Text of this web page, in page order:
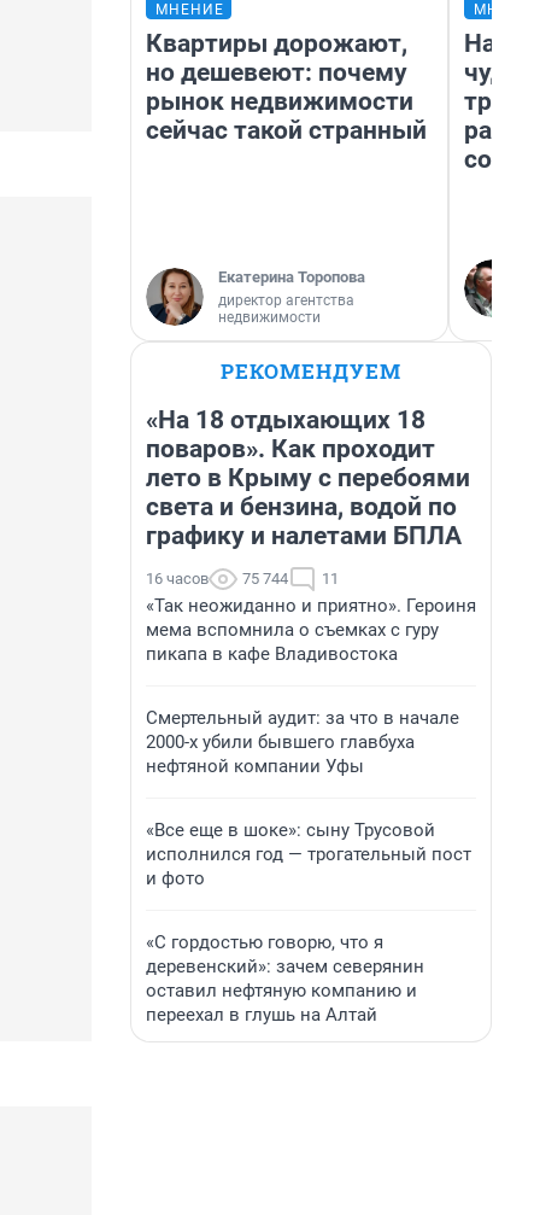
МНЕНИЕ
Квартиры дорожают,
но дешевеют: почему
рынок недвижимости
сейчас такой странный
Екатерина Торопова
директор агентства
недвижимости
РЕКОМЕНДУЕМ
«На 18 отдыхающих 18
поваров». Как проходит
лето в Крыму с перебоями
света и бензина, водой по
графику и налетами БПЛА
16 часов 75 744 11
«Так неожиданно и приятно». Героиня
мема вспомнила о съемках с гуру
пикапа в кафе Владивостока
Смертельный аудит: за что в начале
2000-х убили бывшего главбуха
нефтяной компании Уфы
«Все еще в шоке»: сыну Трусовой
исполнился год — трогательный пост
и фото
«С гордостью говорю, что я
деревенский»: зачем северянин
оставил нефтяную компанию и
переехал в глушь на Алтай